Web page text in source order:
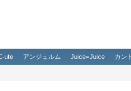
ute アンジュルム Juice=Juice カン